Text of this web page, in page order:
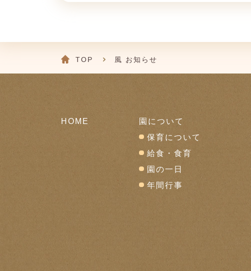
TOP 風 お知らせ
HOME
園について
保育について
給食・食育
園の一日
年間行事